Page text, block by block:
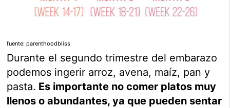
fuente: parenthoodbliss
Durante el segundo trimestre del embarazo
podemos ingerir arroz, avena, maíz, pan y
pasta. Es importante no comer platos muy
llenos o abundantes, ya que pueden sentar